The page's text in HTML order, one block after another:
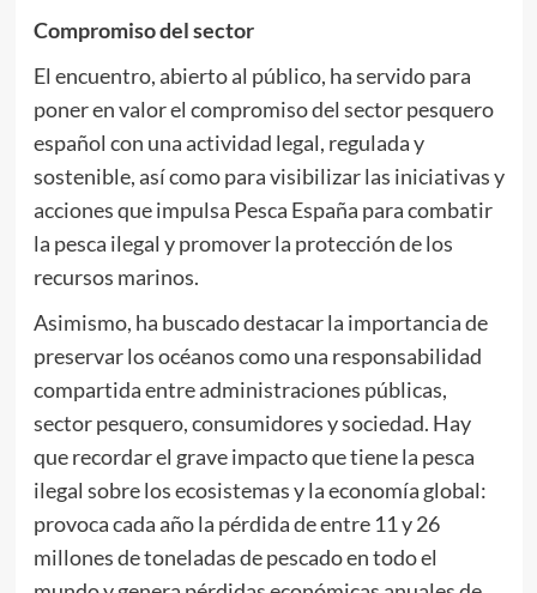
Compromiso del sector
El encuentro, abierto al público, ha servido para
poner en valor el compromiso del sector pesquero
español con una actividad legal, regulada y
sostenible, así como para visibilizar las iniciativas y
acciones que impulsa Pesca España para combatir
la pesca ilegal y promover la protección de los
recursos marinos.
Asimismo, ha buscado destacar la importancia de
preservar los océanos como una responsabilidad
compartida entre administraciones públicas,
sector pesquero, consumidores y sociedad. Hay
que recordar el grave impacto que tiene la pesca
ilegal sobre los ecosistemas y la economía global:
provoca cada año la pérdida de entre 11 y 26
millones de toneladas de pescado en todo el